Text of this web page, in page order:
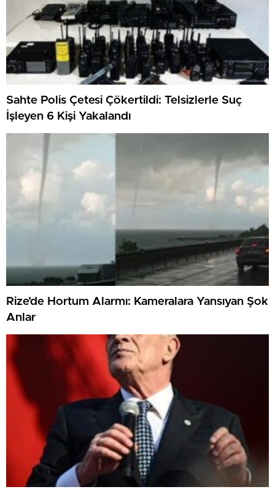
Sahte Polis Çetesi Çökertildi: Telsizlerle Suç
İşleyen 6 Kişi Yakalandı
Rize’de Hortum Alarmı: Kameralara Yansıyan Şok
Anlar